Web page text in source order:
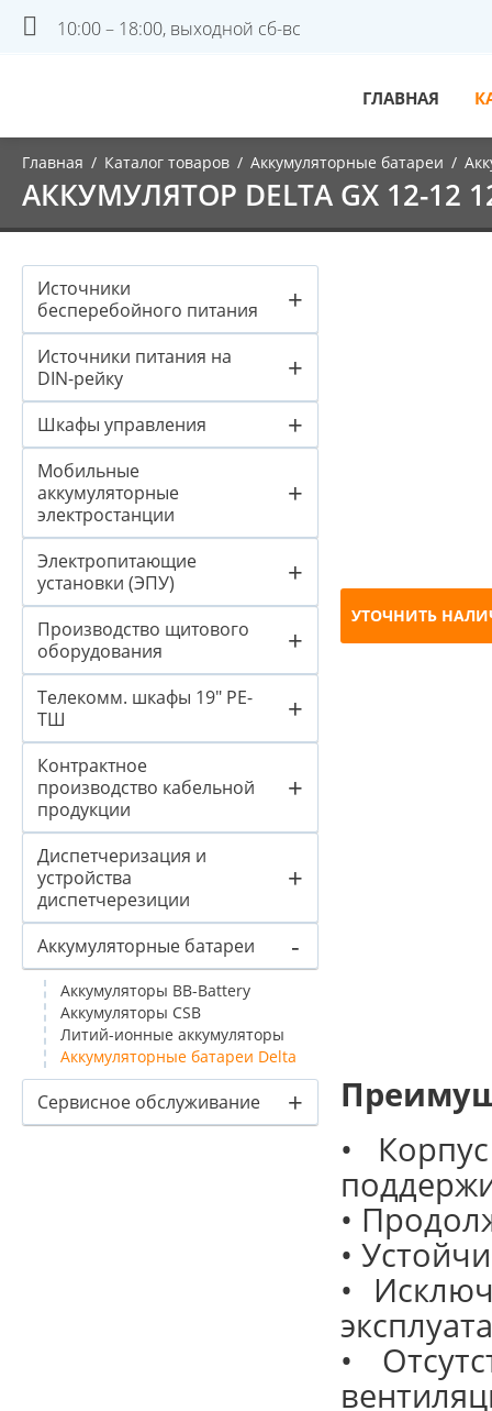
10:00 – 18:00, выходной сб-вс
ГЛАВНАЯ
Главная / Каталог товаров / Аккумуляторные батареи /
АККУМУЛЯТОР DELTA GX 12-12
Источники
бесперебойного питания
+
Источники питания на
DIN-рейку
+
Шкафы управления +
Мобильные
аккумуляторные
электростанции
+
Электропитающие
установки (ЭПУ)
+
Производство щитового
оборудования
+
Телекомм. шкафы 19" PE-
ТШ
+
Контрактное
производство кабельной
продукции
+
Диспетчеризация и
устройства
диспетчерезиции
+
Аккумуляторные батареи -
Аккумуляторы BB-Battery
Аккумуляторы CSB
Литий-ионные аккумуляторы
Аккумуляторные батареи Delta
Сервисное обслуживание +
УТОЧНИТЬ
•
•
•
•
•